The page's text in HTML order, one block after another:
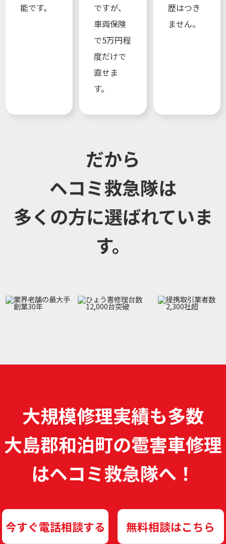
能です。
ですが、
車両保険
で5万円程
度だけで
直せま
す。
歴はつき
ません。
だから
ヘコミ救急隊は
多くの方に選ばれていま
す。
大規模修理実績も多数
大島郡和泊町の雹害車修理
はヘコミ救急隊へ！
今すぐ電話相談する 無料相談はこちら